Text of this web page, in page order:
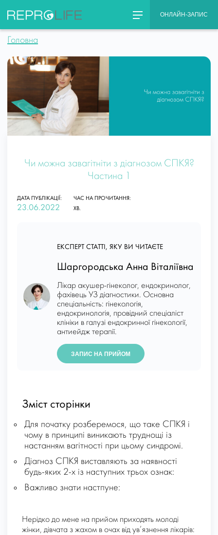
content
ОНЛАЙН-ЗАПИС
Головна
Чи можна завагітніти з діагнозом СПКЯ?
Частина 1
ДАТА ПУБЛІКАЦІЇ:
23.06.2022
ЧАС НА ПРОЧИТАННЯ:
ХВ.
ЕКСПЕРТ СТАТТІ, ЯКУ ВИ ЧИТАЄТЕ
Шаргородська Анна Віталіївна
Лікар акушер-гінеколог, ендокринолог,
фахівець УЗ діагностики. Основна
спеціальність: гінекологія,
ендокринологія, провідний спеціаліст
клініки в галузі ендокринної гінекології,
антиейдж терапії.
ЗАПИС НА ПРИЙОМ
Зміст сторінки
Для початку розберемося, що таке СПКЯ і
чому в принципі виникають труднощі із
настанням вагітності при цьому синдромі.
Діагноз СПКЯ виставляють за наявності
будь-яких 2-х із наступних трьох ознак:
Важливо знати настпуне:
Нерідко до мене на прийом приходять молоді
жінки, дівчата з жахом в очах від ув’язнення лікарів: